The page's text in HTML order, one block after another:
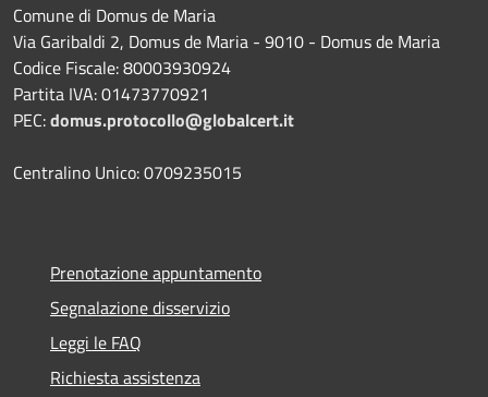
Comune di Domus de Maria
Via Garibaldi 2, Domus de Maria - 9010 - Domus de Maria
Codice Fiscale: 80003930924
Partita IVA: 01473770921
PEC:domus.protocollo@globalcert.it
Centralino Unico: 0709235015
Prenotazione appuntamento
Segnalazione disservizio
Leggi le FAQ
Richiesta assistenza